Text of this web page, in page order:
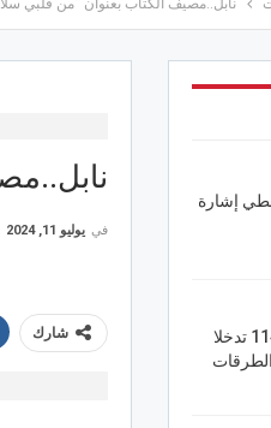
نابل..مصيف الكتاب بعنوان “من قلبي
في يوليو 11, 2024
شارك
إشارة
مدنين.. الحماية المدنية تقوم بـ 1143 تدخلا
أخبار الجهات
اصيلي الإقليم الأول
قد تصل إلى حد